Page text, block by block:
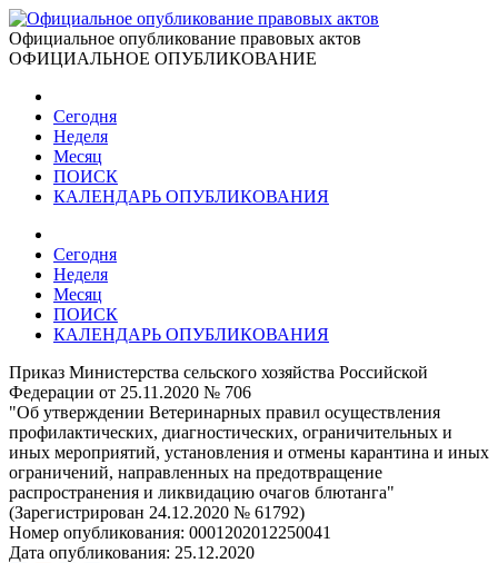
Официальное опубликование правовых актов
ОФИЦИАЛЬНОЕ ОПУБЛИКОВАНИЕ
Сегодня
Неделя
Месяц
ПОИСК
КАЛЕНДАРЬ ОПУБЛИКОВАНИЯ
Сегодня
Неделя
Месяц
ПОИСК
КАЛЕНДАРЬ ОПУБЛИКОВАНИЯ
Приказ Министерства сельского хозяйства Российской
Федерации от 25.11.2020 № 706
"Об утверждении Ветеринарных правил осуществления
профилактических, диагностических, ограничительных и
иных мероприятий, установления и отмены карантина и иных
ограничений, направленных на предотвращение
распространения и ликвидацию очагов блютанга"
(Зарегистрирован 24.12.2020 № 61792)
Номер опубликования: 0001202012250041
Дата опубликования: 25.12.2020